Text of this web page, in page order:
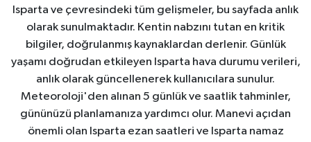
Isparta ve çevresindeki tüm gelişmeler, bu sayfada anlık
olarak sunulmaktadır. Kentin nabzını tutan en kritik
bilgiler, doğrulanmış kaynaklardan derlenir. Günlük
yaşamı doğrudan etkileyen Isparta hava durumu verileri,
anlık olarak güncellenerek kullanıcılara sunulur.
Meteoroloji'den alınan 5 günlük ve saatlik tahminler,
gününüzü planlamanıza yardımcı olur. Manevi açıdan
önemli olan Isparta ezan saatleri ve Isparta namaz